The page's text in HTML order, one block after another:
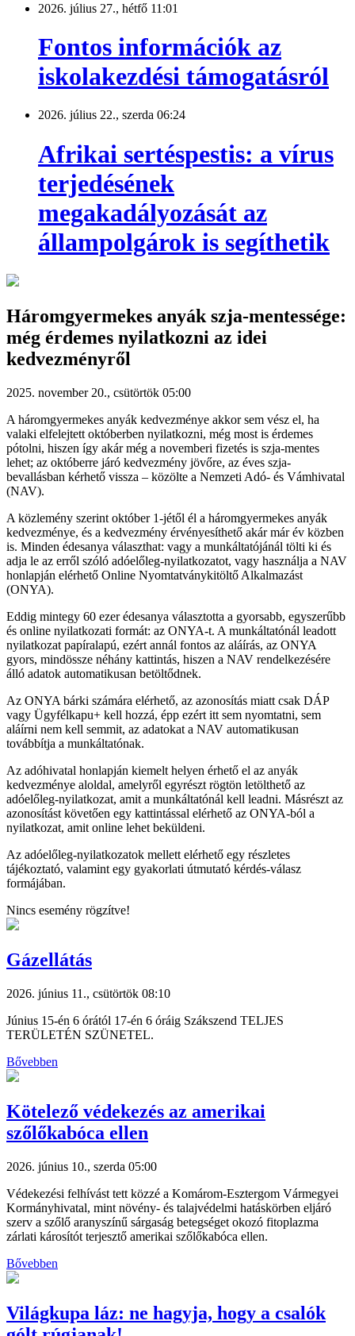
2026. július 27., hétfő 11:01
Fontos információk az
iskolakezdési támogatásról
2026. július 22., szerda 06:24
Afrikai sertéspestis: a vírus
terjedésének
megakadályozását az
állampolgárok is segíthetik
Háromgyermekes anyák szja-mentessége:
még érdemes nyilatkozni az idei
kedvezményről
2025. november 20., csütörtök 05:00
A háromgyermekes anyák kedvezménye akkor sem vész el, ha
valaki elfelejtett októberben nyilatkozni, még most is érdemes
pótolni, hiszen így akár még a novemberi fizetés is szja-mentes
lehet; az októberre járó kedvezmény jövőre, az éves szja-
bevallásban kérhető vissza – közölte a Nemzeti Adó- és Vámhivatal
(NAV).
A közlemény szerint október 1-jétől él a háromgyermekes anyák
kedvezménye, és a kedvezmény érvényesíthető akár már év közben
is. Minden édesanya választhat: vagy a munkáltatójánál tölti ki és
adja le az erről szóló adóelőleg-nyilatkozatot, vagy használja a NAV
honlapján elérhető Online Nyomtatványkitöltő Alkalmazást
(ONYA).
Eddig mintegy 60 ezer édesanya választotta a gyorsabb, egyszerűbb
és online nyilatkozati formát: az ONYA-t. A munkáltatónál leadott
nyilatkozat papíralapú, ezért annál fontos az aláírás, az ONYA
gyors, mindössze néhány kattintás, hiszen a NAV rendelkezésére
álló adatok automatikusan betöltődnek.
Az ONYA bárki számára elérhető, az azonosítás miatt csak DÁP
vagy Ügyfélkapu+ kell hozzá, épp ezért itt sem nyomtatni, sem
aláírni nem kell semmit, az adatokat a NAV automatikusan
továbbítja a munkáltatónak.
Az adóhivatal honlapján kiemelt helyen érhető el az anyák
kedvezménye aloldal, amelyről egyrészt rögtön letölthető az
adóelőleg-nyilatkozat, amit a munkáltatónál kell leadni. Másrészt az
azonosítást követően egy kattintással elérhető az ONYA-ból a
nyilatkozat, amit online lehet beküldeni.
Az adóelőleg-nyilatkozatok mellett elérhető egy részletes
tájékoztató, valamint egy gyakorlati útmutató kérdés-válasz
formájában.
Nincs esemény rögzítve!
Gázellátás
2026. június 11., csütörtök 08:10
Június 15-én 6 órától 17-én 6 óráig Szákszend TELJES
TERÜLETÉN SZÜNETEL.
Bővebben
Kötelező védekezés az amerikai
szőlőkabóca ellen
2026. június 10., szerda 05:00
Védekezési felhívást tett közzé a Komárom-Esztergom Vármegyei
Kormányhivatal, mint növény- és talajvédelmi hatáskörben eljáró
szerv a szőlő aranyszínű sárgaság betegséget okozó fitoplazma
zárlati károsítót terjesztő amerikai szőlőkabóca ellen.
Bővebben
Világkupa láz: ne hagyja, hogy a csalók